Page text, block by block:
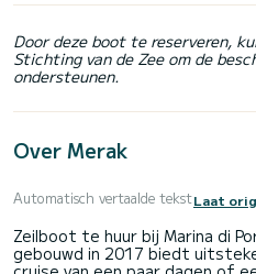
Door deze boot te reserveren,
Stichting van de Zee om de
ondersteunen.
Over Merak
Automatisch vertaalde tekstLaat
Zeilboot te huur bij Marina di
gebouwd in 2017 biedt